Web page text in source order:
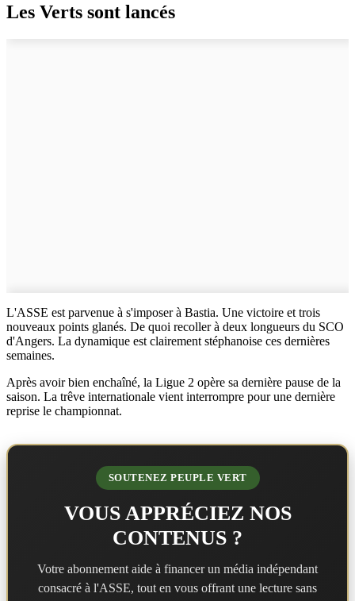
Les Verts sont lancés
L'ASSE est parvenue à s'imposer à Bastia. Une victoire et trois
nouveaux points glanés. De quoi recoller à deux longueurs du SCO
d'Angers. La dynamique est clairement stéphanoise ces dernières
semaines.
Après avoir bien enchaîné, la Ligue 2 opère sa dernière pause de la
saison. La trêve internationale vient interrompre pour une dernière
reprise le championnat.
SOUTENEZ PEUPLE VERT
VOUS APPRÉCIEZ NOS
CONTENUS ?
Votre abonnement aide à financer un média indépendant
consacré à l'ASSE, tout en vous offrant une lecture sans